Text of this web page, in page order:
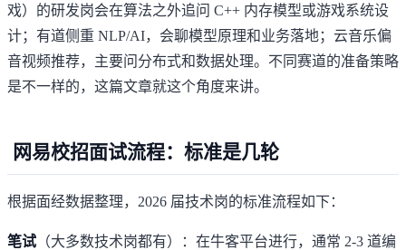
戏）的研发岗会在算法之外追问 C++ 内存模型或游戏系统设
计；有道侧重 NLP/AI，会聊模型原理和业务落地；云音乐偏
音视频推荐，主要问分布式和数据处理。不同赛道的准备策略
是不一样的，这篇文章就这个角度来讲。
网易校招面试流程：标准是几轮
根据面经数据整理，2026 届技术岗的标准流程如下：
笔试 （大多数技术岗都有）：在牛客平台进行，通常 2-3 道编